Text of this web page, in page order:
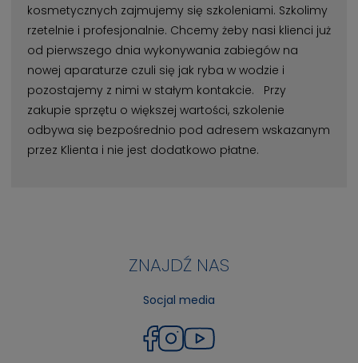
kosmetycznych zajmujemy się szkoleniami. Szkolimy
rzetelnie i profesjonalnie. Chcemy żeby nasi klienci już
od pierwszego dnia wykonywania zabiegów na
nowej aparaturze czuli się jak ryba w wodzie i
pozostajemy z nimi w stałym kontakcie. Przy
zakupie sprzętu o większej wartości, szkolenie
odbywa się bezpośrednio pod adresem wskazanym
przez Klienta i nie jest dodatkowo płatne.
ZNAJDŹ NAS
Socjal media